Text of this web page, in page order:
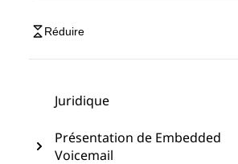
Réduire
Juridique
Présentation de Embedded
Voicemail